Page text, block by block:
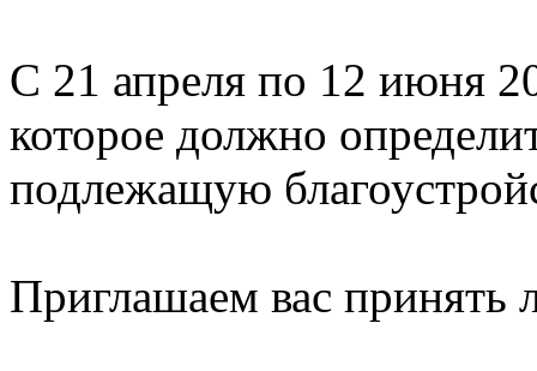
С 21 апреля по 12 июня
которое должно
подлежащую
Приглашаем вас принять